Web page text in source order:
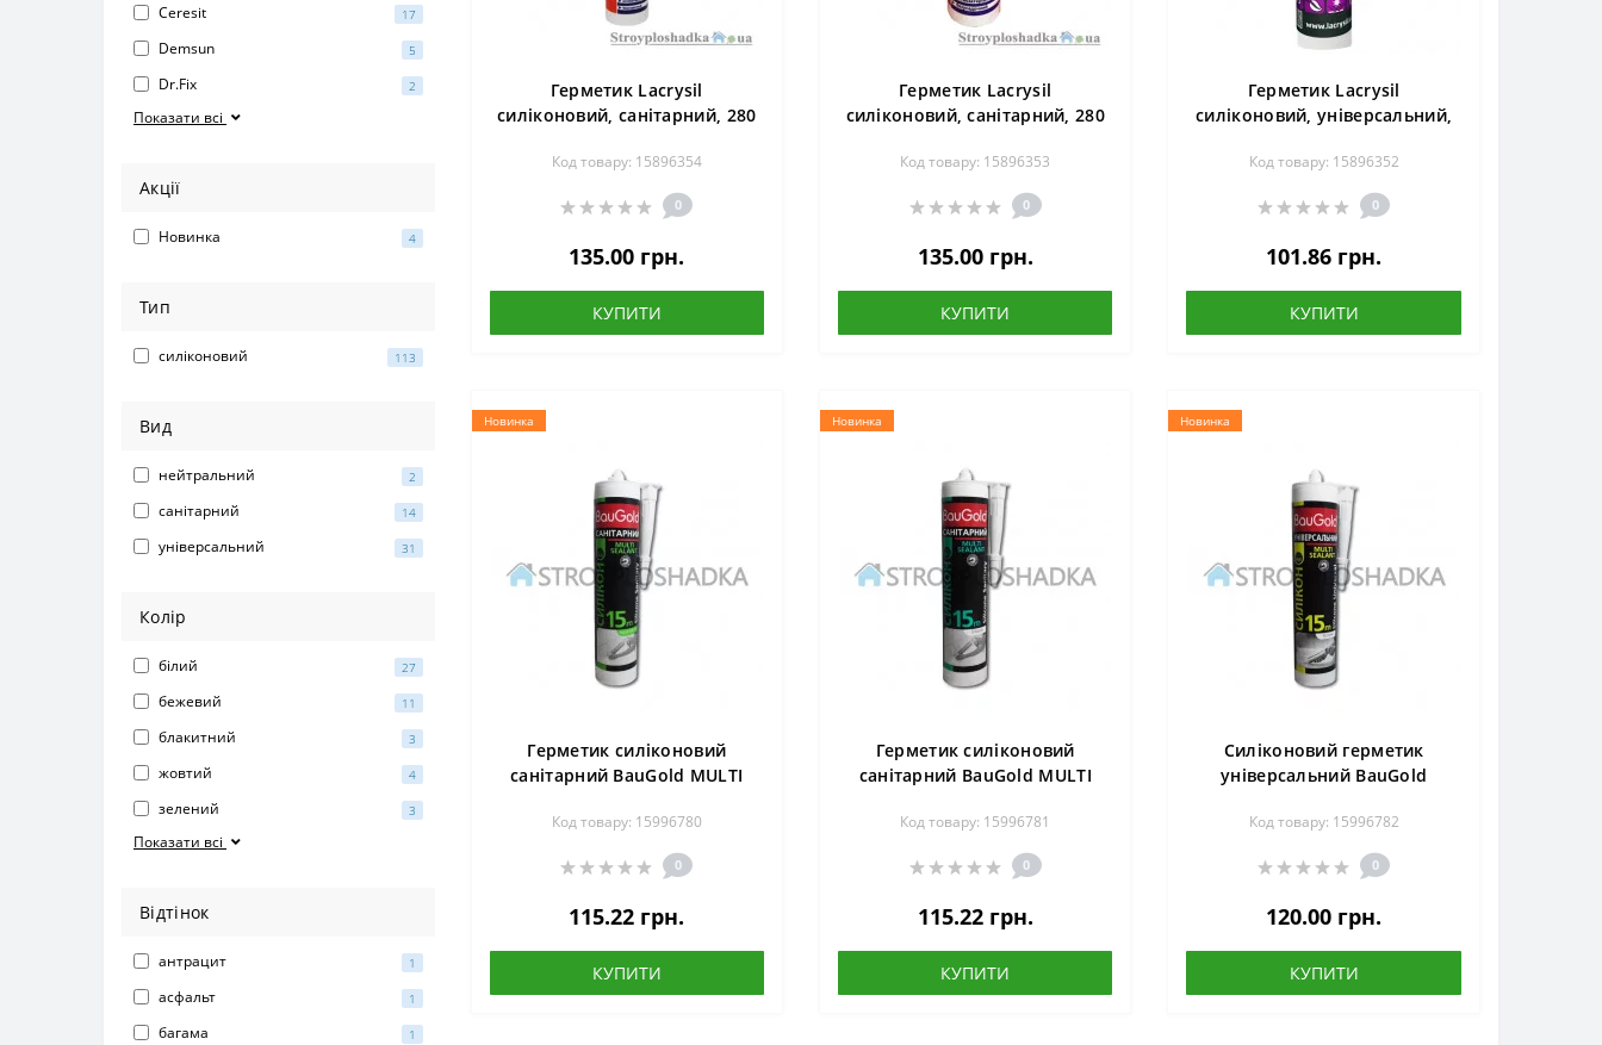
Ceresit 17
Demsun 5
Dr.Fix 2
Показати всі
Акції
Новинка 4
Тип
силіконовий 113
Вид
нейтральний 2
санітарний 14
універсальний 31
Колір
білий 27
бежевий 11
блакитний 3
жовтий 4
зелений 3
Показати всі
Відтінок
антрацит 1
асфальт 1
багама 1
Герметик Lacrysil
силіконовий, санітарний, 280
Код товару: 15896354
0
135.00 грн.
КУПИТИ
Герметик Lacrysil
силіконовий, санітарний, 280
Код товару: 15896353
0
135.00 грн.
КУПИТИ
Герметик Lacrysil
силіконовий, універсальний,
Код товару: 15896352
0
101.86 грн.
КУПИТИ
Новинка
Герметик силіконовий
санітарний BauGold MULTI
Код товару: 15996780
0
115.22 грн.
КУПИТИ
Новинка
Герметик силіконовий
санітарний BauGold MULTI
Код товару: 15996781
0
115.22 грн.
КУПИТИ
Новинка
Силіконовий герметик
універсальний BauGold
Код товару: 15996782
0
120.00 грн.
КУПИТИ